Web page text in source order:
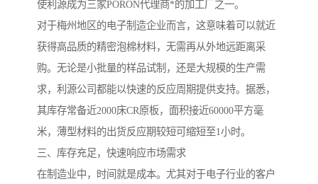
使利源成为三家PORON代理商*的加工厂之一。
对于梅州地区的电子制造企业而言，这意味着可以就近
获得高品质的精密泡棉材料，无需再从外地远距离采
购。无论是小批量的样品试制，还是大规模的生产需
求，利源公司都能以快速的反应周期提供支持。据悉，
其库存常备近2000床CR原板，面积接近60000平方毫
米，薄型材料的出货反应期较短可缩短至1小时。
三、库存充足，快速响应市场需求
在制造业中，时间就是成本。尤其对于电子行业的客户